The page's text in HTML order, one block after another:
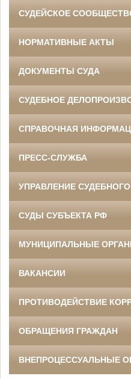
СУДЕЙСКОЕ
НОРМАТИВНЫЕ АКТЫ
ДОКУМЕНТЫ СУДА
СУДЕБНОЕ
СПРАВОЧНАЯ
ПРЕСС-СЛУЖБА
УПРАВЛЕНИЕ
СУДЫ СУБЪЕКТА РФ
МУНИЦИПАЛЬНЫЕ
ВАКАНСИИ
ПРОТИВОДЕЙСТВИЕ
ОБРАЩЕНИЯ ГРАЖДАН
ВНЕПРОЦЕССУАЛЬНЫЕ